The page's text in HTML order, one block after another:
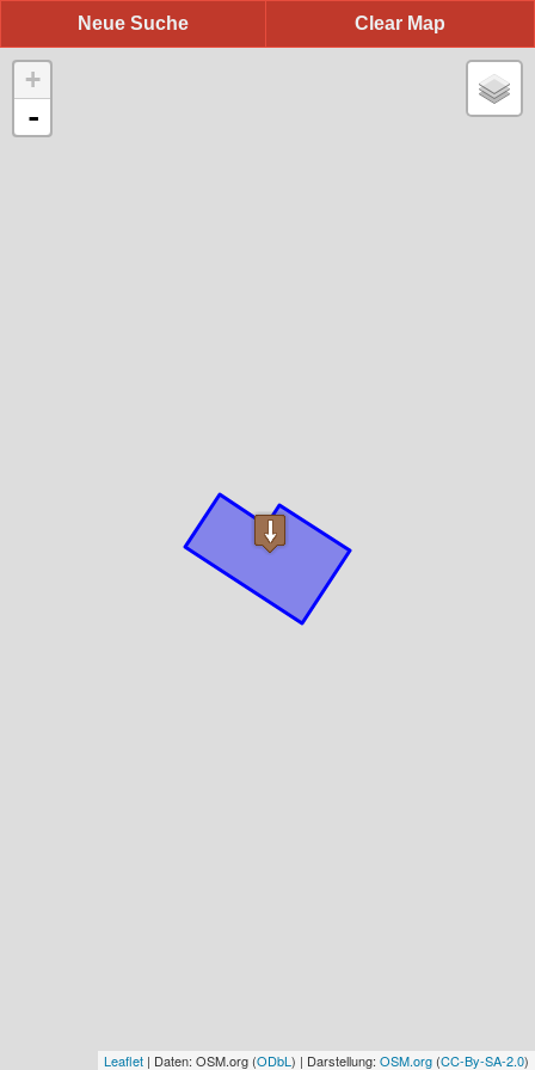
Clear Map
Neue Suche
+
-
Leaflet | Daten: OSM.org (ODbL ) | Darstellung: OSM.org (CC-By-SA-2.0)